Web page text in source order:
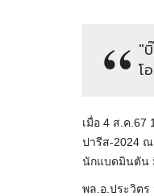
"
โ
เมื่อ 4 ส.ค.67
ปารีส-2024 ณ
นักแบดมินตัน
พล.อ.ประวิต